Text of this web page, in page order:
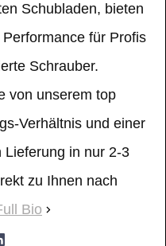
Schubladen, bieten
für Profis
Schrauber.
von unserem top
Verhältnis und einer
Lieferung in nur 2-3
zu Ihnen nach
Bio